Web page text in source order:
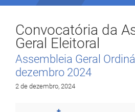
Convocatória da
Geral Eleitoral
Assembleia Geral
dezembro 2024
2 de dezembro, 2024